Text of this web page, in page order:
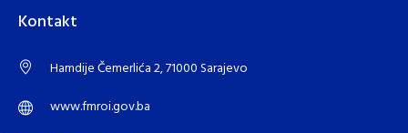
Kontakt
Hamdije Čemerlića 2, 71000 Sarajevo
www.fmroi.gov.ba